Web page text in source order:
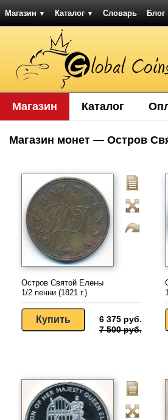
Магазин ▼ Каталог ▼ Словарь Блог
Магазин Каталог
Магазин монет — Остров
Остров Святой Елены
1/2 пенни (1821 г.)
6 375 руб.
7 500 руб.